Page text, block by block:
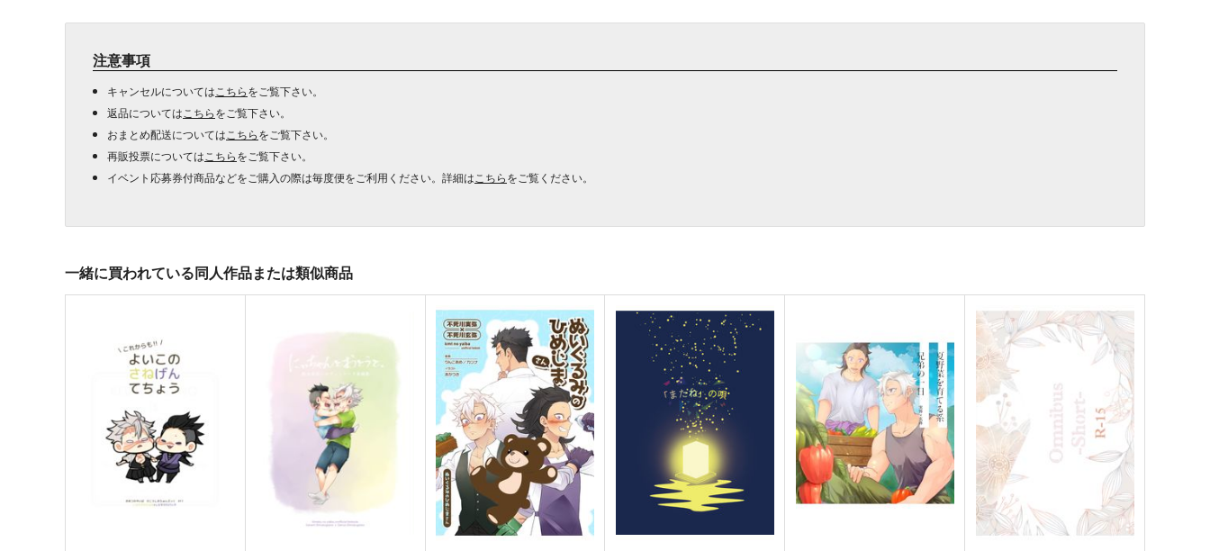
注意事項
キャンセルについては こちらをご覧下さい。
返品については こちらをご覧下さい。
おまとめ配送については こちらをご覧下さい。
再販投票については こちらをご覧下さい。
イベント応募券付商品などをご購入の際は毎度便をご利用ください。詳細は こちらをご覧ください。
一緒に買われている同人作品または類似商品